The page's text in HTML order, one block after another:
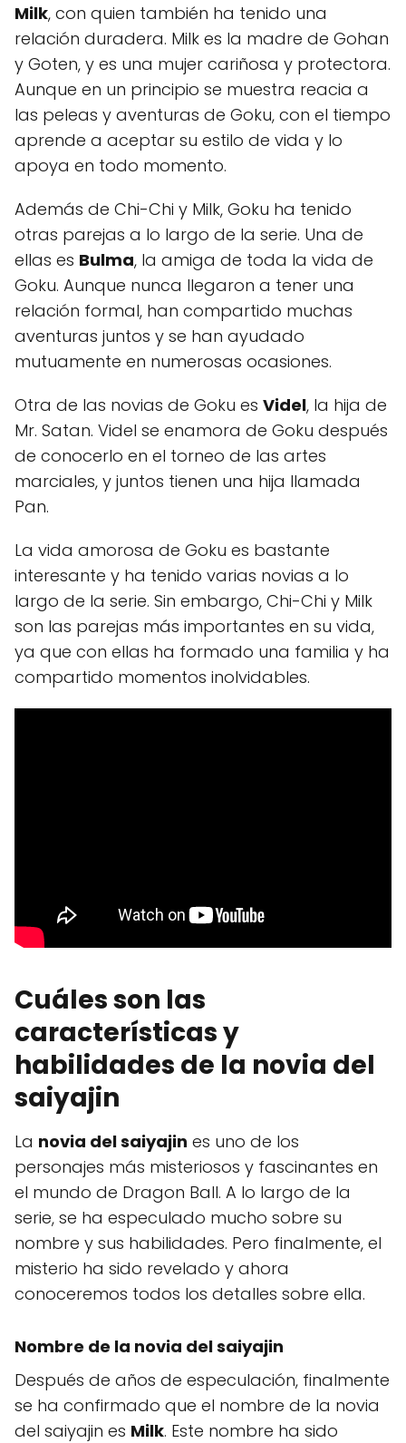
Milk, con quien también ha tenido una
relación duradera. Milk es la madre de Gohan
y Goten, y es una mujer cariñosa y protectora.
Aunque en un principio se muestra reacia a
las peleas y aventuras de Goku, con el tiempo
aprende a aceptar su estilo de vida y lo
apoya en todo momento.
Además de Chi-Chi y Milk, Goku ha tenido
otras parejas a lo largo de la serie. Una de
ellas es Bulma, la amiga de toda la vida de
Goku. Aunque nunca llegaron a tener una
relación formal, han compartido muchas
aventuras juntos y se han ayudado
mutuamente en numerosas ocasiones.
Otra de las novias de Goku es Videl, la hija de
Mr. Satan. Videl se enamora de Goku después
de conocerlo en el torneo de las artes
marciales, y juntos tienen una hija llamada
Pan.
La vida amorosa de Goku es bastante
interesante y ha tenido varias novias a lo
largo de la serie. Sin embargo, Chi-Chi y Milk
son las parejas más importantes en su vida,
ya que con ellas ha formado una familia y ha
compartido momentos inolvidables.
Cuáles son las
características y
habilidades de la novia del
saiyajin
La novia del saiyajin es uno de los
personajes más misteriosos y fascinantes en
el mundo de Dragon Ball. A lo largo de la
serie, se ha especulado mucho sobre su
nombre y sus habilidades. Pero finalmente, el
misterio ha sido revelado y ahora
conoceremos todos los detalles sobre ella.
Nombre de la novia del saiyajin
Después de años de especulación, finalmente
se ha confirmado que el nombre de la novia
del saiyajin es Milk. Este nombre ha sido